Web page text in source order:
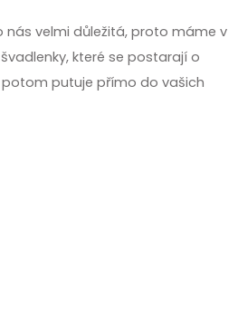
nás velmi důležitá, proto máme v
které se postarají o
potom putuje přímo do vašich